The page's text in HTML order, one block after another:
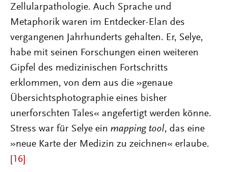
Zellularpathologie. Auch Sprache und
Metaphorik waren im Entdecker-Elan des
vergangenen Jahrhunderts gehalten. Er, Selye,
habe mit seinen Forschungen einen weiteren
Gipfel des medizinischen Fortschritts
erklommen, von dem aus die »genaue
Übersichtsphotographie eines bisher
unerforschten Tales« angefertigt werden könne.
Stress war für Selye ein mapping tool, das eine
»neue Karte der Medizin zu zeichnen« erlaube.
[16]